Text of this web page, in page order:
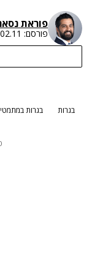
פוראת
פורסם: 20:30
בגרות בגרות